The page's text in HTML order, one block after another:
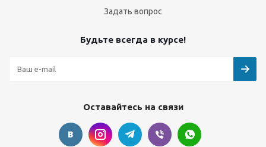
Задать вопрос
Будьте всегда в курсе!
Оставайтесь на связи